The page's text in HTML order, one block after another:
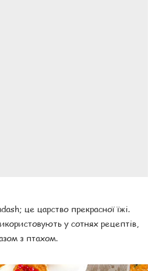
це царство прекрасної їжі.
у сотнях рецептів,
з птахом.